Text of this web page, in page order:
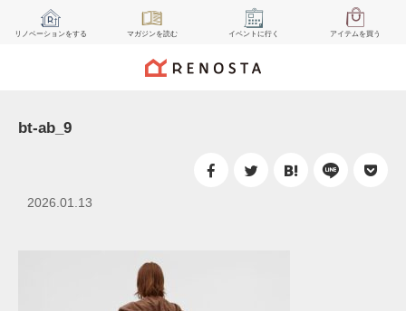
リノベーションをする マガジンを読む イベント に行く アイテムを買う
bt-ab_9
2026.01.13